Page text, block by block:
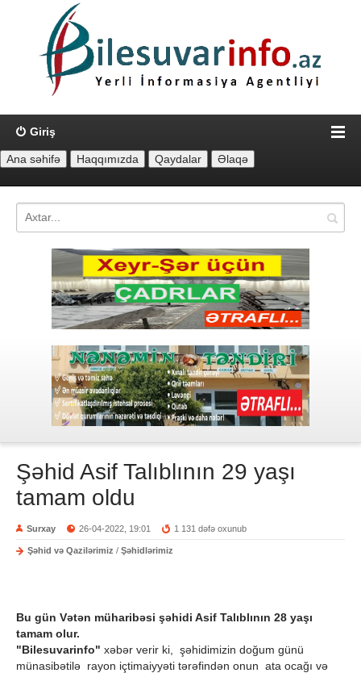
Giriş
Şəhid Asif Talıblının 29 yaşı
tamam oldu
Surxay 26-04-2022, 19:01 1 131 dəfə oxunub
Şəhid və Qazilərimiz / Şəhidlərimiz
Bu gün Vətən müharibəsi şəhidi Asif Talıblının 28 yaşı
tamam olur.
"Bilesuvarinfo" xəbər verir ki, şəhidimizin doğum günü
münasibətilə rayon içtimaiyyəti tərəfindən onun ata ocağı və